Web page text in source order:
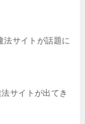
法サイトが話題に
サイトが出てき